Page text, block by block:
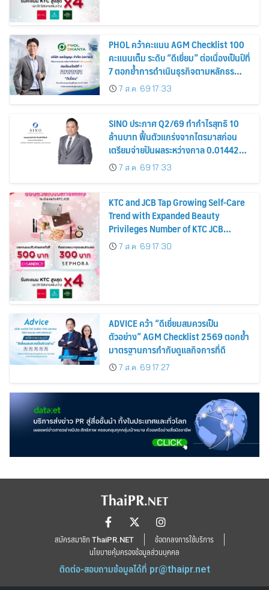
PHOL คว้าคะแนน AGM Checklist 100
คะแนนเต็ม ระดับ “ดีเยี่ยม” ต่อเนื่องเป็นปีที่
7 ตอกย้ำการดำเนินธุรกิจตามหลักธร
รมาภิบาล โปร่งใส สร้างความเชื่อมั่นผู้ถือ
หุ้น
7 ส.ค. 69 17:33
SINO ประกาศ Q2/69 ทำกำไรสุทธิ 10
ล้านบาท ฟื้นตัวแกร่งจากไตรมาสก่อน
เตรียมจ่ายปันผลระหว่างกาล 0.014423
บาทต่อหุ้น ครึ่งปีหลังมุ่งเติบโตต่อเนื่อง
7 ส.ค. 69 17:33
KTC and JCB Tap Growing Self-Care
Trend with Expanded Beauty
Privileges Number of KTC JCB
Cardmembers Spending on
Cosmetics Rises 26%
7 ส.ค. 69 17:30
ADVICE คว้า “ดีเยี่ยมสมควรเป็น
ตัวอย่าง” AGM Checklist 2569 ตอกย้ำ
มาตรฐานการกำกับดูแลกิจการที่ดี
7 ส.ค. 69 17:27
สมัครสมาชิก ThaiPR.NET
ข้อตกลงการใช้บริการ
นโยบายคุ้มครองข้อมูลส่วนบุคคล
ติดต่อ-สอบถามข้อมูลได้ที่ pr@thaipr.net